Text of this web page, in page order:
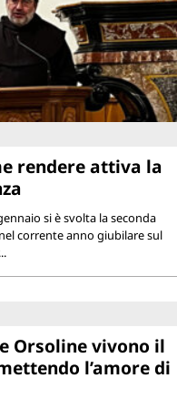
rendere attiva la
si è svolta la seconda
corrente anno giubilare sul
Orsoline vivono il
l’amore di